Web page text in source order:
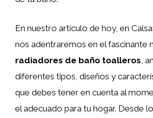
En nuestro artículo de hoy, en
nos adentraremos en el fascinante
radiadores de baño toalleros ,
diferentes tipos, diseños y
que debes tener en cuenta al
el adecuado para tu hogar. Desde